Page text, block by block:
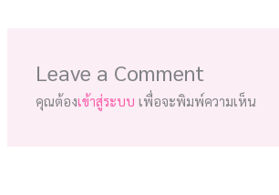
Leave a Comment
คุณต้องเข้าสู่ระบบ เพื่อจะพิมพ์ความเห็น